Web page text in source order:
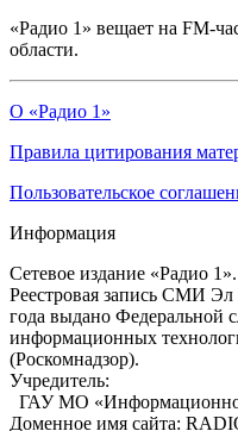
«Радио 1» вещает на FM-
области.
О «Радио 1»
Правила цитирования
Пользовательское
Информация
Сетевое издание «Радио 1».
Реестровая запись СМИ
года выдано Федеральной
информационных
(Роскомнадзор).
Учредитель:
ГАУ МО
Доменное имя сайта: